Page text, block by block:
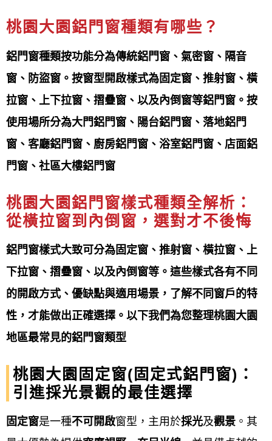
鋁門窗工程宅急便提供品質第一，顧客至上用心傾聽
您的需求設計出符合您個人的客製化服務
保固：
專營產品項目Our products
鋁門窗工程宅急便提供桃園大園 鋁門窗產品項目非常
多元，主要可分為 鋁窗（如氣密窗、隔音窗、景觀
窗、格子窗、推射窗等）、鋁門（如玄關門、三合一
通風門、淋浴拉門）、以及戶外產品（如採光罩 、玻
璃屋 、雨遮、花架）等。 其他還有強調美觀的造型
依據氣密性、隔音性、安全性、開啟方式、以及美觀
設計等需求來挑選適合的產品。
鋁門窗工程宅急便提供桃園大園鋁門窗、氣密窗、隔
桃園大園鋁門窗種類有哪些？
鋁門窗種類按功能分為傳統鋁門窗、氣密窗、隔音
窗、防盜窗。按窗型開啟樣式為固定窗、推射窗、橫
拉窗、上下拉窗、摺疊窗、以及內倒窗等鋁門窗。按
使用場所分為大門鋁門窗、陽台鋁門窗、落地鋁門
窗、客廳鋁門窗、廚房鋁門窗、浴室鋁門窗、店面鋁
門窗、社區大樓鋁門窗
桃園大園鋁門窗樣式種類全解析：
從橫拉窗到 內倒窗 ，選對才不後悔
鋁門窗樣式大致可分為固定窗、推射窗、橫拉窗、上
下拉窗、摺疊窗、以及內倒窗等。這些樣式各有不同
的開啟方式、優缺點與適用場景，了解不同窗戶的特
性，才能做出正確選擇。以下我們為您整理桃園大園
地區最常見的鋁門窗類型
桃園大園固定窗(固定式鋁門窗)：
引進採光景觀的最佳選擇
固定窗是一種不可開啟窗型，主用於採光及觀景 。其